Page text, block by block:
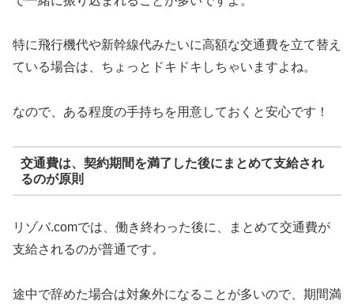
特に飛行機代や新幹線代みたいに高額な交通費を立て替え
ている場合は、ちょっとドキドキしちゃいますよね。
なので、ある程度の手持ちを用意しておくと安心です！
交通費は、契約期間を満了した後にまとめて支給され
るのが原則
リゾバ.comでは、働き終わった後に、まとめて交通費が
支給されるのが普通です。
途中で辞めた場合は対象外になることが多いので、期間満